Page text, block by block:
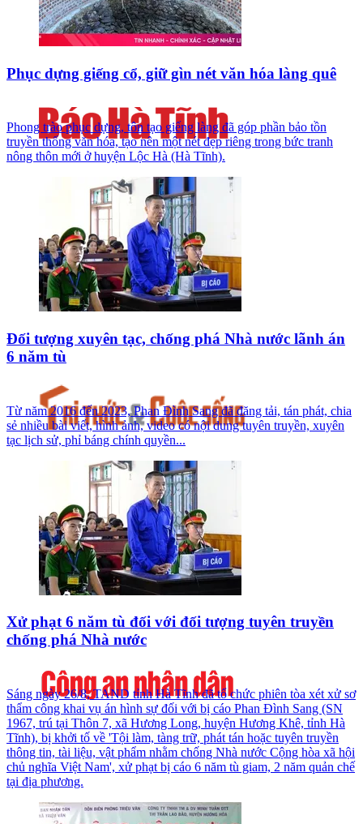
Phục dựng giếng cổ, giữ gìn nét văn hóa làng quê
Phong trào phục dựng, tôn tạo giếng làng đã góp phần bảo tồn
truyền thống văn hóa, tạo nên một nét đẹp riêng trong bức tranh
nông thôn mới ở huyện Lộc Hà (Hà Tĩnh).
Đối tượng xuyên tạc, chống phá Nhà nước lãnh án
6 năm tù
Từ năm 2016 đến 2023, Phan Đình Sang đã đăng tải, tán phát, chia
sẻ nhiều bài viết, hình ảnh, video có nội dung tuyên truyền, xuyên
tạc lịch sử, phỉ báng chính quyền...
Xử phạt 6 năm tù đối với đối tượng tuyên truyền
chống phá Nhà nước
Sáng ngày 26/8, TAND tỉnh Hà Tĩnh đã tổ chức phiên tòa xét xử sơ
thẩm công khai vụ án hình sự đối với bị cáo Phan Đình Sang (SN
1967, trú tại Thôn 7, xã Hương Long, huyện Hương Khê, tỉnh Hà
Tĩnh), bị khởi tố về 'Tội làm, tàng trữ, phát tán hoặc tuyên truyền
thông tin, tài liệu, vật phẩm nhằm chống Nhà nước Cộng hòa xã hội
chủ nghĩa Việt Nam', xử phạt bị cáo 6 năm tù giam, 2 năm quản chế
tại địa phương.